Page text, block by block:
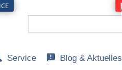
Service Blog & Aktuelles